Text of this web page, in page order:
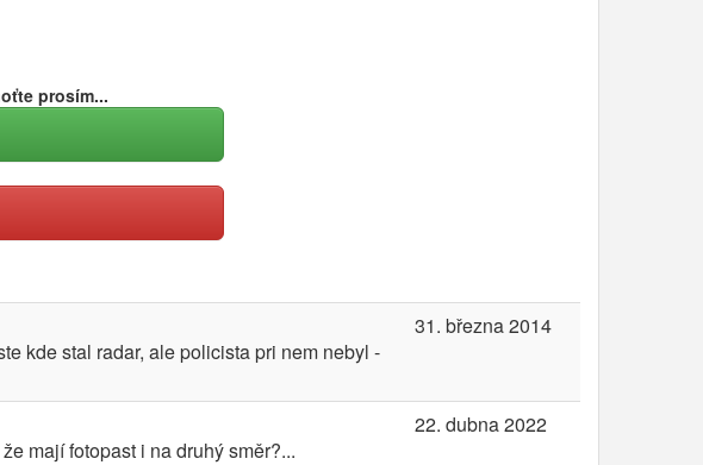
prosím...
kde stal radar, ale policista pri nem nebyl -
31. března 2014
mají fotopast i na druhý směr?...
22. dubna 2022